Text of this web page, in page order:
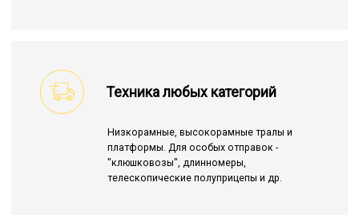
Техника любых категорий
Низкорамные, высокорамные тралы и
платформы. Для особых отправок -
"клюшковозы", длинномеры,
телескопические полуприцепы и др.